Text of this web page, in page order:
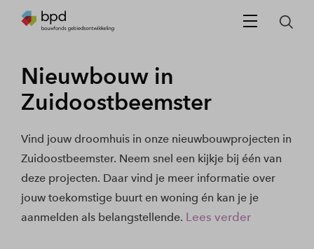
Nieuwbouw in
Zuidoostbeemster
Vind jouw droomhuis in onze nieuwbouwprojecten in
Zuidoostbeemster. Neem snel een kijkje bij één van
deze projecten. Daar vind je meer informatie over
jouw toekomstige buurt en woning én kan je je
aanmelden als belangstellende. Lees verder